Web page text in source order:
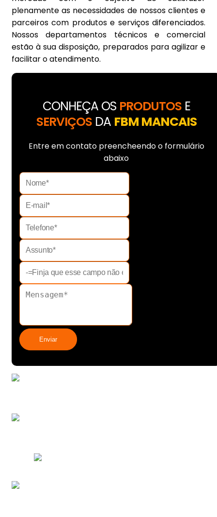
plenamente as necessidades de nossos clientes e
parceiros com produtos e serviços diferenciados.
Nossos departamentos técnicos e comercial
estão à sua disposição, preparados para agilizar e
facilitar o atendimento.
CONHEÇA OS PRODUTOSE
SERVIÇOSDA FBM MANCAIS
Entre em contato preencheendo o formulário
abaixo
Enviar